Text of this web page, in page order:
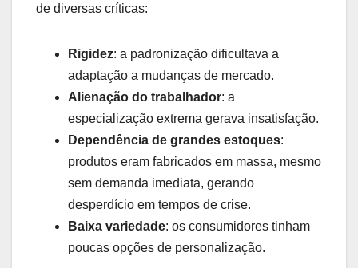
de diversas críticas:
Rigidez: a padronização dificultava a
adaptação a mudanças de mercado.
Alienação do trabalhador: a
especialização extrema gerava insatisfação.
Dependência de grandes estoques:
produtos eram fabricados em massa, mesmo
sem demanda imediata, gerando
desperdício em tempos de crise.
Baixa variedade: os consumidores tinham
poucas opções de personalização.